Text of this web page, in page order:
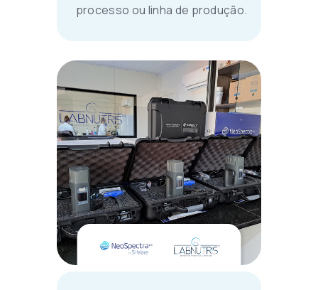
processo ou linha de produção.